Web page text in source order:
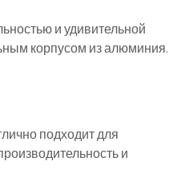
и удивительной
корпусом из алюминия.
подходит для
и